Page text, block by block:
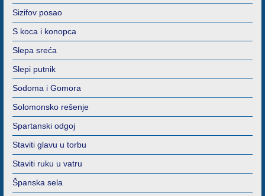
Sizifov posao
S koca i konopca
Slepa sreća
Slepi putnik
Sodoma i Gomora
Solomonsko rešenje
Spartanski odgoj
Staviti glavu u torbu
Staviti ruku u vatru
Španska sela